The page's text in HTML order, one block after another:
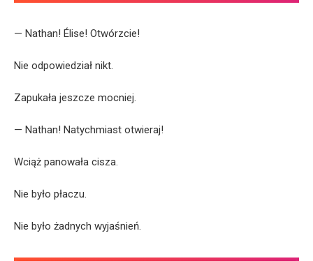
— Nathan! Élise! Otwórzcie!
Nie odpowiedział nikt.
Zapukała jeszcze mocniej.
— Nathan! Natychmiast otwieraj!
Wciąż panowała cisza.
Nie było płaczu.
Nie było żadnych wyjaśnień.